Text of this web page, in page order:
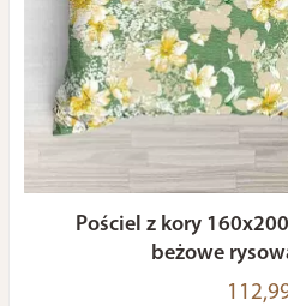
Pościel z kory
beżowe